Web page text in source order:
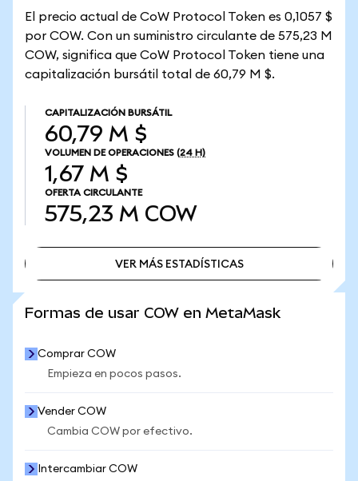
El precio actual de CoW Protocol Token es 0,1057 $
por COW. Con un suministro circulante de 575,23 M
COW, significa que CoW Protocol Token tiene una
capitalización bursátil total de 60,79 M $.
CAPITALIZACIÓN BURSÁTIL
60,79 M $
VOLUMEN DE OPERACIONES (24 H)
1,67 M $
OFERTA CIRCULANTE
575,23 M COW
VER MÁS ESTADÍSTICAS
Formas de usar COW en MetaMask
Comprar COW
Empieza en pocos pasos.
Vender COW
Cambia COW por efectivo.
Intercambiar COW